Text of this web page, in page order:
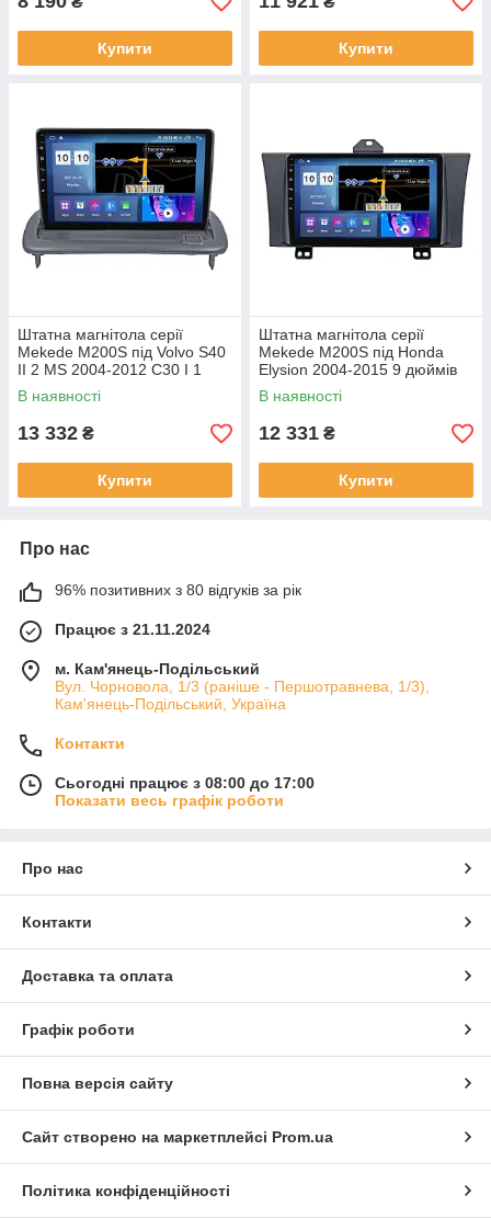
Купити Купити
Штатна магнітола серії
Mekede M200S під Volvo S40
II 2 MS 2004-2012 C30 I 1
2006-2013 C70 II 2 2005-2013
(W2)
В наявності
13 332 ₴
Купити
Штатна магнітола серії
Mekede M200S під Honda
Elysion 2004-2015 9 дюймів
В наявності
12 331 ₴
Купити
Про нас
96% позитивних з 80 відгуків за рік
Працює з 21.11.2024
м. Кам'янець-Подільський
Вул. Чорновола, 1/3 (раніше - Першотравнева, 1/3),
Кам'янець-Подільський, Україна
Контакти
Сьогодні працює з 08:00 до 17:00
Показати весь графік роботи
Про нас
Контакти
Доставка та оплата
Графік роботи
Повна версія сайту
Сайт створено на маркетплейсі Prom.ua
Політика конфіденційності